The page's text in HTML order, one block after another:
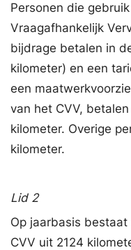
Personen die
Vraagafhankelijk
bijdrage betalen in
kilometer) en een
een
van het CVV,
kilometer. Overige
kilometer.
Lid 2
Op jaarbasis
CVV uit 2124